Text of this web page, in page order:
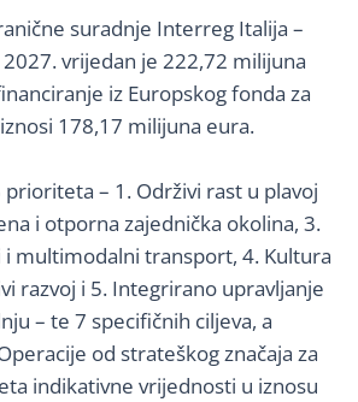
suradnje Interreg Italija –
vrijedan je 222,72 milijuna
iz Europskog fonda za
178,17 milijuna eura.
– 1. Održivi rast u plavoj
i otporna zajednička okolina, 3.
multimodalni transport, 4. Kultura
razvoj i 5. Integrirano upravljanje
– te 7 specifičnih ciljeva, a
od strateškog značaja za
indikativne vrijednosti u iznosu